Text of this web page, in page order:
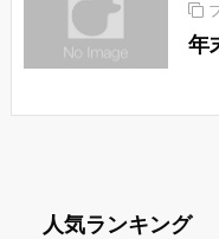
年
人気ランキング